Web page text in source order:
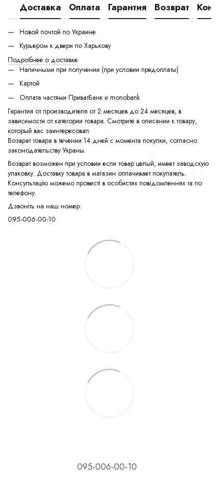
Доставка Оплата Гарантия Возврат
Новой почтой по Украине
Курьером к двери по Харькову
Подробнее о доставке
Наличными при получении (при условии предоплаты)
Картой
Оплата частями ПриватБанк и monobank
Гарантия от производителя от 2 месяцев до 24 месяцев, в
зависимости от категории товара. Смотрите в описании к товару,
который вас заинтересовал.
Возврат товара в течении 14 дней с момента покупки, согласно
законодательству Украны.
Возврат возможен при условии если товар целый, имеет заводскую
упаковку. Доставку товара в магазин оплачивает покупатель.
Консультацію можемо провесті в особистих повідомленнях та по
телефону.
Дзвоніть на наш номер:
095-006-00-10
095-006-00-10